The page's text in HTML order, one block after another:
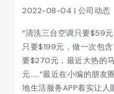
2022-08-04 | 公司动态
“清洗三台空调只要$59
只要$199元，做一次包
要$270元，最近大热的
元……”最近在小编的朋友
地生活服务APP着实让人